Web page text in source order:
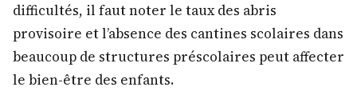
difficultés, il faut noter le taux des abris
provisoire et l’absence des cantines scolaires dans
beaucoup de structures préscolaires peut affecter
le bien-être des enfants.